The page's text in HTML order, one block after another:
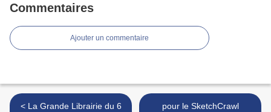
Commentaires
Ajouter un commentaire
< La Grande Librairie du 6
pour le SketchCrawl